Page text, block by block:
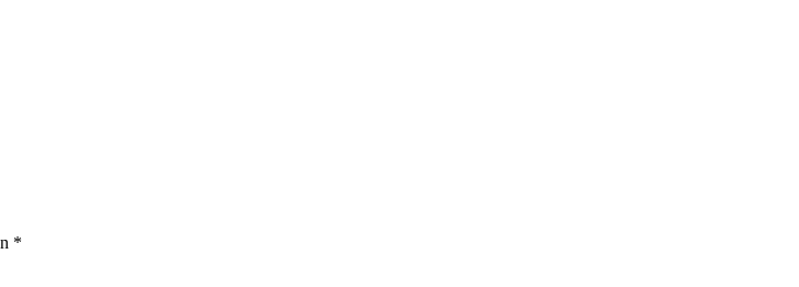
*